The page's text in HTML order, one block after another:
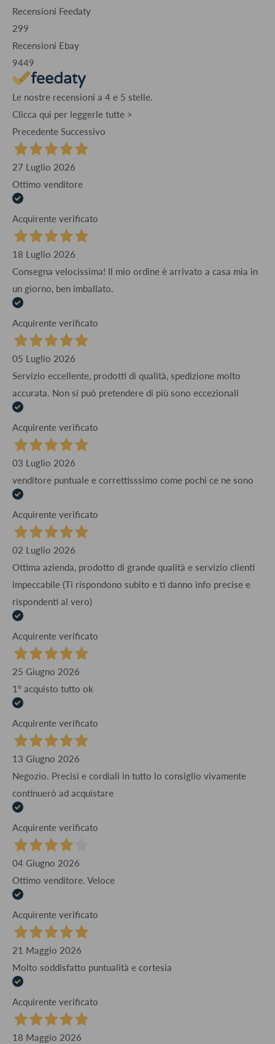
Recensioni Feedaty
299
Recensioni Ebay
9449
Le nostre recensioni a 4 e 5 stelle.
Clicca qui per leggerle tutte >
Precedente Successivo
27 Luglio 2026
Ottimo venditore
Acquirente verificato
18 Luglio 2026
Consegna velocissima! Il mio ordine è arrivato a casa mia in
un giorno, ben imballato.
Acquirente verificato
05 Luglio 2026
Servizio eccellente, prodotti di qualità, spedizione molto
accurata. Non si può pretendere di più sono eccezionali
Acquirente verificato
03 Luglio 2026
venditore puntuale e correttisssimo come pochi ce ne sono
Acquirente verificato
02 Luglio 2026
Ottima azienda, prodotto di grande qualità e servizio clienti
impeccabile (Ti rispondono subito e ti danno info precise e
rispondenti al vero)
Acquirente verificato
25 Giugno 2026
1° acquisto tutto ok
Acquirente verificato
13 Giugno 2026
Negozio. Precisi e cordiali in tutto lo consiglio vivamente
continuerò ad acquistare
Acquirente verificato
04 Giugno 2026
Ottimo venditore. Veloce
Acquirente verificato
21 Maggio 2026
Molto soddisfatto puntualità e cortesia
Acquirente verificato
18 Maggio 2026